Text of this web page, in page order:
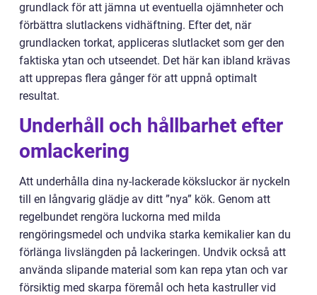
grundlack för att jämna ut eventuella ojämnheter och
förbättra slutlackens vidhäftning. Efter det, när
grundlacken torkat, appliceras slutlacket som ger den
faktiska ytan och utseendet. Det här kan ibland krävas
att upprepas flera gånger för att uppnå optimalt
resultat.
Underhåll och hållbarhet efter
omlackering
Att underhålla dina ny-lackerade köksluckor är nyckeln
till en långvarig glädje av ditt ”nya” kök. Genom att
regelbundet rengöra luckorna med milda
rengöringsmedel och undvika starka kemikalier kan du
förlänga livslängden på lackeringen. Undvik också att
använda slipande material som kan repa ytan och var
försiktig med skarpa föremål och heta kastruller vid